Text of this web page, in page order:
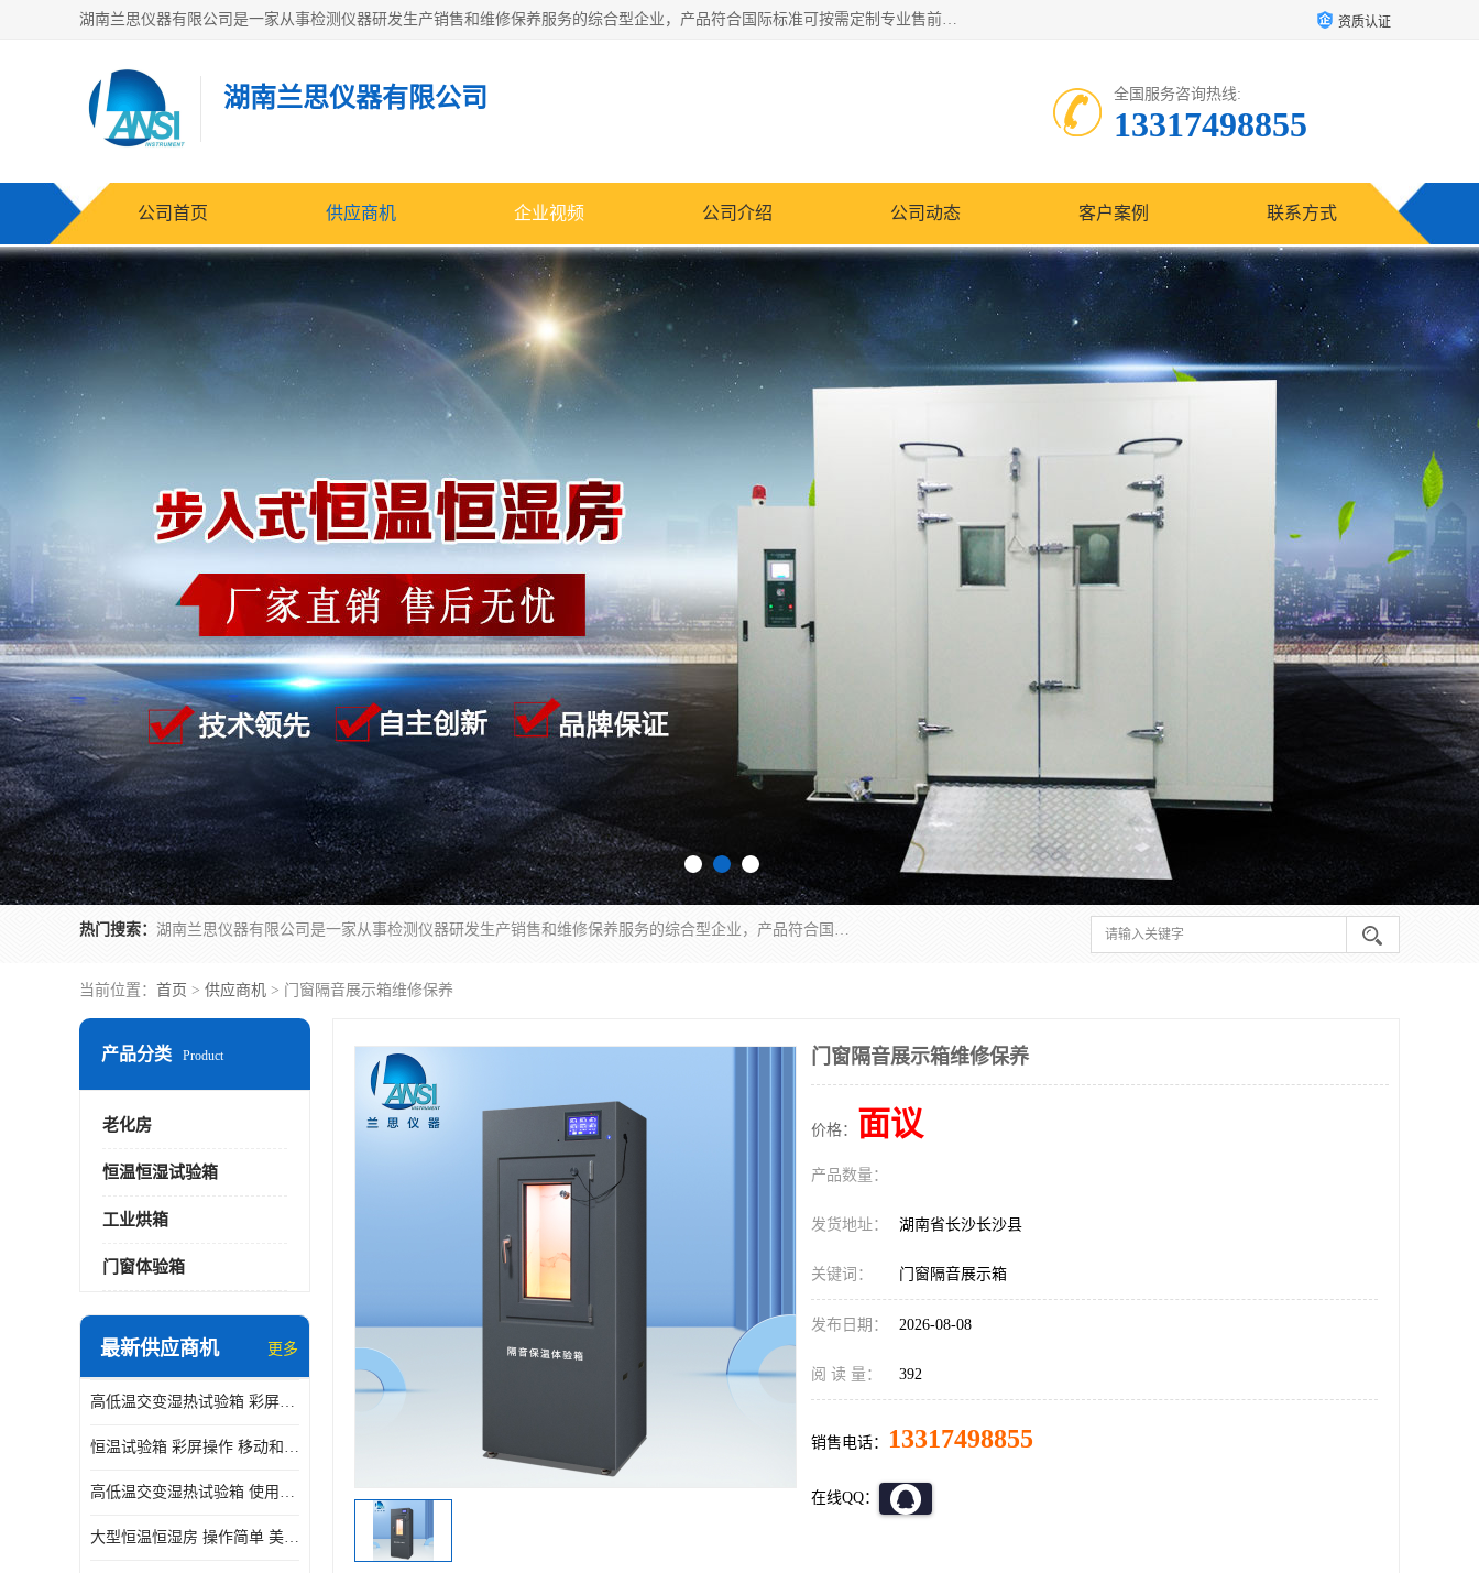
湖南兰思仪器有限公司是一家从事检测仪器研发生产销售和维修保养服务的综合型企业，产品符合国际标准可按需定制专业售前售后工程师，主要有门窗性能体验箱、门窗隔音展示箱、恒温恒湿试验箱、步入式恒温恒湿房、高低温试验箱、老化试验箱、老化试验房、恒温恒湿培养箱、水泥标准养护试验箱、电热鼓风干燥试验箱、真空干燥箱、工业烤箱、盐雾腐蚀试验箱等。 资质认证
湖南兰思仪器有限公司 全国服务咨询热线:
13317498855
公司首页 供应商机 企业视频 公司介绍 公司动态 客户案例 联系方式
热门搜索： 湖南兰思仪器有限公司是一家从事检测仪器研发生产销售和维修保养服务的综合型企业，产品符合国际标准可按需定制专业售前售后工程师，主要有门窗性能体验箱、门窗隔音展示箱、恒温恒湿试验箱、步入式恒温恒湿房、高低温试验箱、老化试验箱、老化试验房、恒温恒湿培养箱、水泥标准养护试验箱、电热鼓风干燥试验箱、真空干燥箱、工业烤箱、盐雾腐蚀试验箱等。
当前位置： 首页 > 供应商机 > 门窗隔音展示箱维修保养
产品分类 Product
老化房
恒温恒湿试验箱
工业烘箱
门窗体验箱
最新供应商机 更多
高低温交变湿热试验箱 彩屏操作 移动和放置方便
恒温试验箱 彩屏操作 移动和放置方便
高低温交变湿热试验箱 使用寿命长 优良外油漆
大型恒温恒湿房 操作简单 美观实用 清洁更方便
门窗隔音展示箱维修保养
价格： 面议
产品数量：
发货地址： 湖南省长沙长沙县
关键词： 门窗隔音展示箱
发布日期： 2026-08-08
阅 读 量： 392
销售电话： 13317498855
在线QQ：